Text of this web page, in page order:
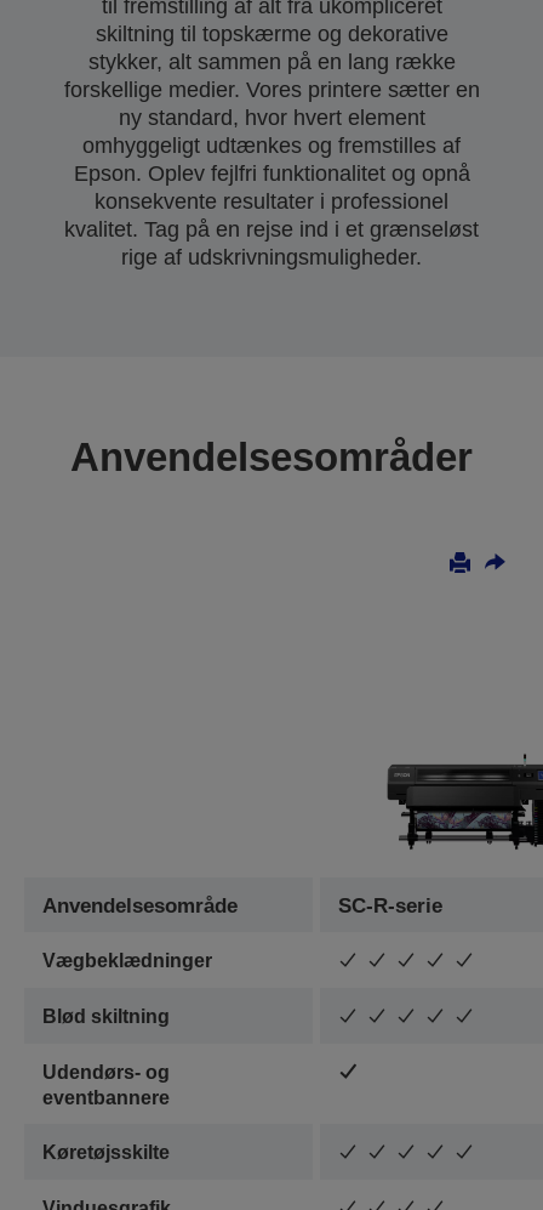
til fremstilling af alt fra ukompliceret
skiltning til topskærme og dekorative
stykker, alt sammen på en lang række
forskellige medier. Vores printere sætter en
ny standard, hvor hvert element
omhyggeligt udtænkes og fremstilles af
Epson. Oplev fejlfri funktionalitet og opnå
konsekvente resultater i professionel
kvalitet. Tag på en rejse ind i et grænseløst
rige af udskrivningsmuligheder.
Anvendelsesområder
Anvendelsesområde SC-R-serie
Vægbeklædninger
Blød skiltning
Udendørs- og
eventbannere
Køretøjsskilte